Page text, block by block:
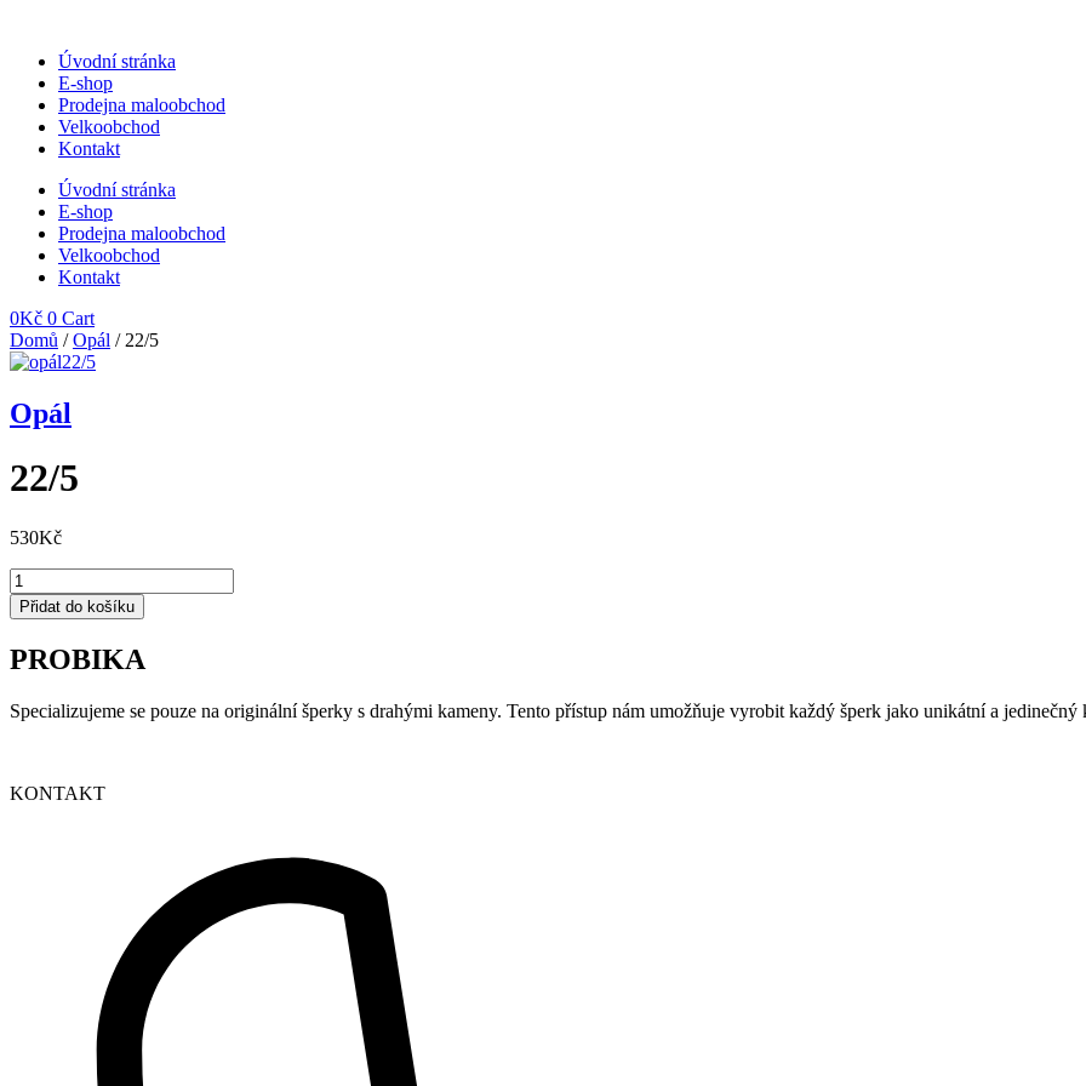
obsahuÚvodní stránka
E-shop
Prodejna maloobchod
Velkoobchod
Kontakt
Úvodní stránka
E-shop
Prodejna maloobchod
Velkoobchod
Kontakt
0Kč 0 Cart
Domů /Opál / 22/5
Opál
22/5
530Kč
22/5
množství
Přidat do košíku
PROBIKA
Specializujeme se pouze na originální šperky s drahými kameny. Tento přístup nám umožňuje vyrobit každý šperk jako unikátní a jedinečný
KONTAKT